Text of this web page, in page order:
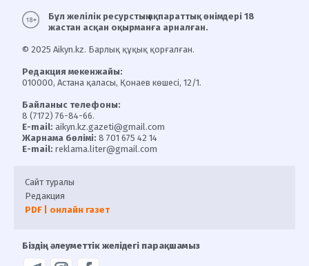
Бұл желілік ресурстың ақпараттық өнімдері 18
жастан асқан оқырманға арналған.
© 2025 Aikyn.kz. Барлық құқық қорғалған.
Редакция мекенжайы:
010000, Астана қаласы, Қонаев көшесі, 12/1.
Байланыс телефоны:
8 (7172) 76-84-66.
E-mail: aikyn.kz.gazeti@gmail.com
Жарнама бөлімі: 8 701 675 42 14
E-mail: reklama.liter@gmail.com
Сайт туралы
Редакция
PDF | онлайн газет
Біздің әлеуметтік желідегі парақшамыз